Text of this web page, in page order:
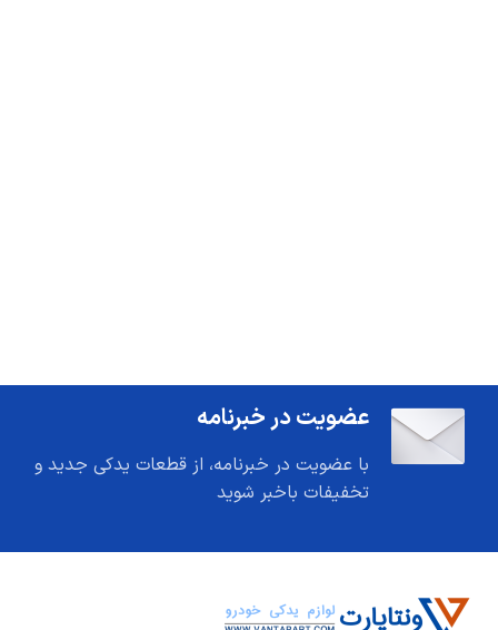
عضویت در خبرنامه
با عضویت در خبرنامه، از قطعات یدکی جدید و
تخفیفات باخبر شوید